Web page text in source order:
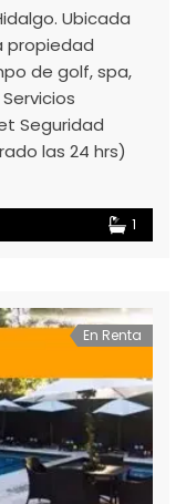
Ubicada
propiedad
de golf, spa,
Seguridad
las 24 hrs)
1
En Renta